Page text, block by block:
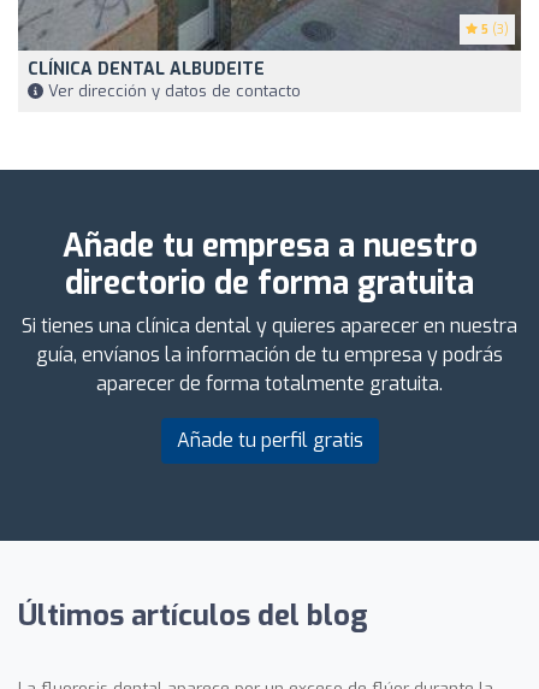
5 (3)
CLÍNICA DENTAL ALBUDEITE
Ver dirección y datos de contacto
Añade tu empresa a nuestro
directorio de forma gratuita
Si tienes una clínica dental y quieres aparecer en nuestra
guía, envíanos la información de tu empresa y podrás
aparecer de forma totalmente gratuita.
Añade tu perfil gratis
Últimos artículos del blog